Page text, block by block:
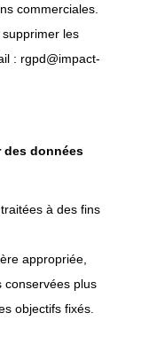
commerciales.
supprimer les
: rgpd@impact-
des données
à des fins
appropriée,
conservées plus
objectifs fixés.